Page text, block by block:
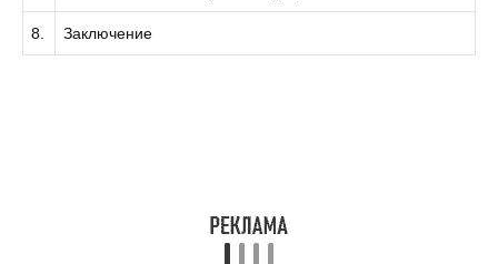
8. Заключение